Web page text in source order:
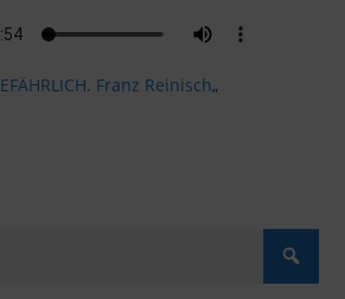
EFÄHRLICH. Franz Reinisch„